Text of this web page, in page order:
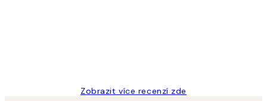
Zobrazit více recenzí zde